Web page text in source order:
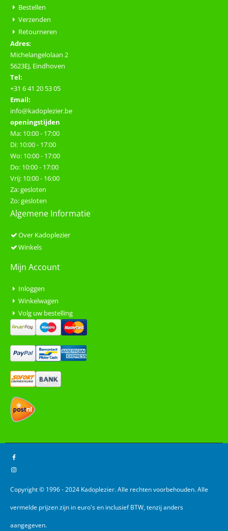
Bestellen
Verzenden
Retourneren
Adres:
Michelangelolaan 2
5623EJ, Eindhoven
Tel:
+31 6 41 20 53 05
Email:
info@kadoplezier.be
openingstijden
Ma: 10:00 - 17:00
Di: 10:00 - 17:00
Wo: 10:00 - 17:00
Do: 10:00 - 17:00
Vrij: 10:00 - 16:00
Za: gesloten
Zo: gesloten
Algemene Informatie
Over Kadoplezier
Winkels
Mijn Account
Inloggen
Winkelwagen
Volg uw bestelling
Copyright © 1996 - 2024 Kadoplezier. Alle rechten voorbehouden. Alle
vermelde prijzen zijn in euro's en inclusief BTW, tenzij anders
aangegeven.